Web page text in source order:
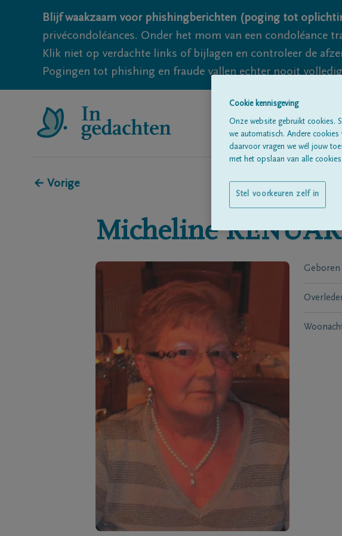
Blijf waakzaam voor phishingberichten (poging tot
privécondoléances. Onder het mom van een condoléance
Klik niet op verdachte links of bijlagen en controleer de
Pogingen tot phishing en fraude vallen echter nooit
← Vorige
Micheline
Geboren
Cookie kennisgeving
Onze website gebruikt cookies.
we automatisch. Andere
daarvoor vragen we wél jouw
met het opslaan van alle
Stel voorkeuren zelf in